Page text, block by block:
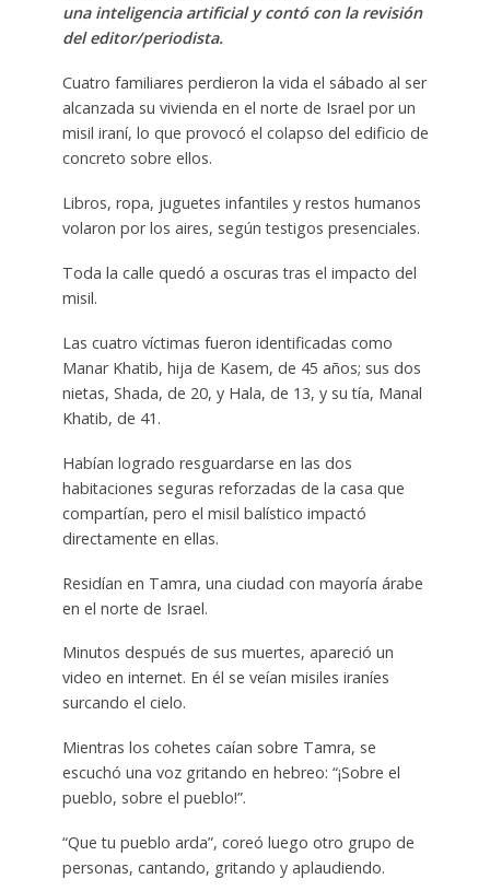
una inteligencia artificial y contó con la revisión
del editor/periodista.
Cuatro familiares perdieron la vida el sábado al ser
alcanzada su vivienda en el norte de Israel por un
misil iraní, lo que provocó el colapso del edificio de
concreto sobre ellos.
Libros, ropa, juguetes infantiles y restos humanos
volaron por los aires, según testigos presenciales.
Toda la calle quedó a oscuras tras el impacto del
misil.
Las cuatro víctimas fueron identificadas como
Manar Khatib, hija de Kasem, de 45 años; sus dos
nietas, Shada, de 20, y Hala, de 13, y su tía, Manal
Khatib, de 41.
Habían logrado resguardarse en las dos
habitaciones seguras reforzadas de la casa que
compartían, pero el misil balístico impactó
directamente en ellas.
Residían en Tamra, una ciudad con mayoría árabe
en el norte de Israel.
Minutos después de sus muertes, apareció un
video en internet. En él se veían misiles iraníes
surcando el cielo.
Mientras los cohetes caían sobre Tamra, se
escuchó una voz gritando en hebreo: “¡Sobre el
pueblo, sobre el pueblo!”.
“Que tu pueblo arda”, coreó luego otro grupo de
personas, cantando, gritando y aplaudiendo.